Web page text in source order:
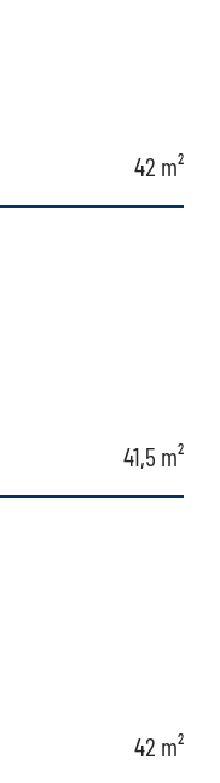
42 m²
41,5 m²
42 m²